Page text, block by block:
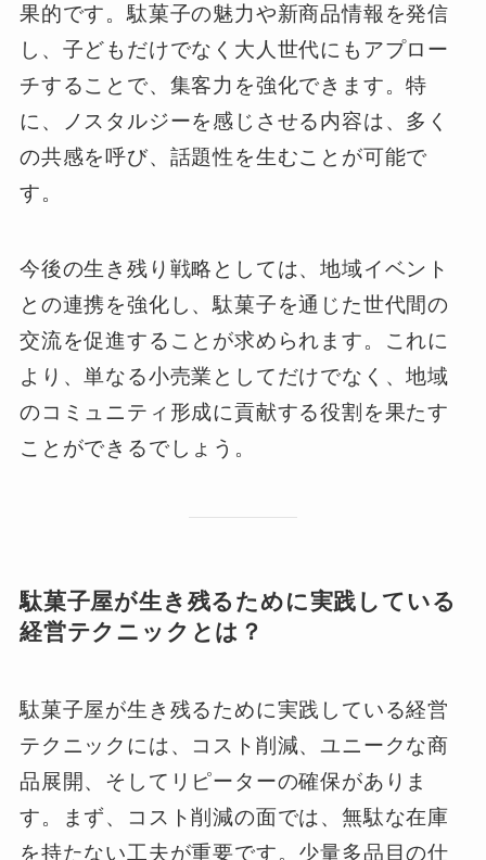
果的です。駄菓子の魅力や新商品情報を発信
し、子どもだけでなく大人世代にもアプロー
チすることで、集客力を強化できます。特
に、ノスタルジーを感じさせる内容は、多く
の共感を呼び、話題性を生むことが可能で
す。
今後の生き残り戦略としては、地域イベント
との連携を強化し、駄菓子を通じた世代間の
交流を促進することが求められます。これに
より、単なる小売業としてだけでなく、地域
のコミュニティ形成に貢献する役割を果たす
ことができるでしょう。
駄菓子屋が生き残るために実践している
経営テクニックとは？
駄菓子屋が生き残るために実践している経営
テクニックには、コスト削減、ユニークな商
品展開、そしてリピーターの確保がありま
す。まず、コスト削減の面では、無駄な在庫
を持たない工夫が重要です。少量多品目の仕